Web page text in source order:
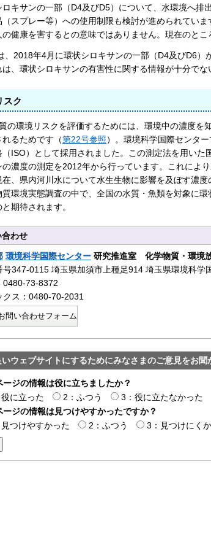
ロキサンの一部（D4及びD5）について、水環境へ
（スプレー等）への使用制限も検討が進められてい
健康を害するとの意味ではありません。現在のと
、2018年4月に環状シロキサンの一部（D4及びD6
は、環状シロキサンの有害性に関する情報が十分でな
スク
の環境リスクを評価するためには、環境中の濃度
れるためです（第22号参照）。環境科学国際センタ
（ISO）として採用されました。この測定法を用い
の濃度の測定を2012年から行っています。これによ
在、県内河川水について水生生物に影響を及ぼす濃
質環境実態調査の中で、全国の水質・魚類を対象に
期待されます。
合わせ
環境科学国際センター 研究推進室 化学物質・環境
号347-0115 埼玉県加須市上種足914 埼玉県環境科学
0480-73-8372
クス：0480-70-2031
問い合わせフォーム
いウェブサイトにするためにみなさまのご意見をお聞
ージの情報は役に立ちましたか？
に立った
2：ふつう
3：役に立たなかった
ージの情報は見つけやすかったですか？
つけやすかった
2：ふつう 3：見つけにく